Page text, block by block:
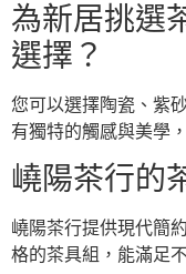
為新居挑選
選擇？
您可以選擇陶瓷、紫
有獨特的觸感與美學
嶢陽茶行的
嶢陽茶行提供現代簡
格的茶具組，能滿足